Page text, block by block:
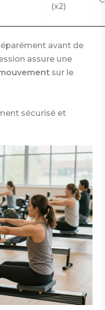
(x2)
avant de
assure une
sur le
sécurisé et